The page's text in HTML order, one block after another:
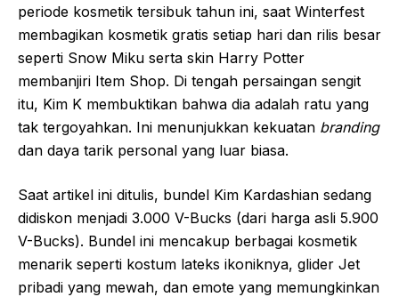
periode kosmetik tersibuk tahun ini, saat Winterfest
membagikan kosmetik gratis setiap hari dan rilis besar
seperti Snow Miku serta skin Harry Potter
membanjiri Item Shop. Di tengah persaingan sengit
itu, Kim K membuktikan bahwa dia adalah ratu yang
tak tergoyahkan. Ini menunjukkan kekuatan branding
dan daya tarik personal yang luar biasa.
Saat artikel ini ditulis, bundel Kim Kardashian sedang
didiskon menjadi 3.000 V-Bucks (dari harga asli 5.900
V-Bucks). Bundel ini mencakup berbagai kosmetik
menarik seperti kostum lateks ikoniknya, glider Jet
pribadi yang mewah, dan emote yang memungkinkan